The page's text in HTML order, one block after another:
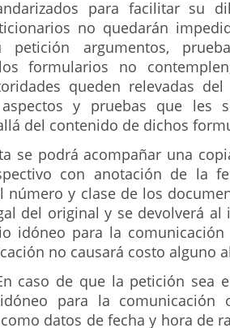
para facilitar su
no quedarán
argumentos,
formularios no
queden relevadas
y pruebas que les
del contenido de dichos
se podrá acompañar una
con anotación de la
número y clase de los
del original y se devolverá al
idóneo para la
no causará costo alguno
caso de que la petición sea
para la comunicación
datos de fecha y hora de